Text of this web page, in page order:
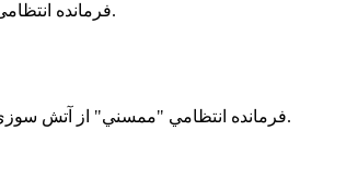
فرمانده انتظامی شهرستان ممسنی از کشف بیش از 37 کیلوگرم تریاک در یک خودروی ام وی ام خبر داد.
فرمانده انتظامي "ممسني" از آتش سوزي 200 هكتار از اراضي كشاورزي واقع در اطراف روستاي "فهلیان" آن شهرستان خبر داد.